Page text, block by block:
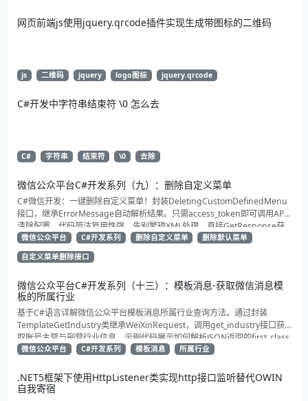
网页前端js使用jquery.qrcode插件实现生成带图标的二维码
js 二维码 jquery logo图标 jquery.qrcode
C#开发中字符串结束符 \0 怎么去
C# 字符串 结束符 \0 去除
微信公众平台C#开发系列（九）：删除自定义菜单
C#微信开发：一键删除自定义菜单！封装DeletingCustomDefinedMenu
接口，继承ErrorMessage自动解析结果。只需access_token即可调用API
清除配置。代码简洁复用性强，告别繁琐XML处理，直接GetResponse获
取状态。适合动态管理公众号的开发者，建议收藏备用！
微信公众平台 C#开发系列 删除自定义菜单
删除默认菜单
自定义菜单删除接口
微信公众平台C#开发系列（十三）：模板消息-获取微信消息模
板的所属行业
基于C#语言详解微信公众平台模板消息所属行业查询方法。通过封装
TemplateGetIndustry类继承WeiXinRequest，调用get_industry接口获
取账号主营与副营行业信息。示例代码展示如何解析JSON返回的first_class
与second_class数据，为开发者提供合规通知场景开发支持
微信公众平台 C#开发系列 模板消息 所属行业
.NET5框架下使用HttpListener类实现http接口监听替代OWIN
自我寄宿